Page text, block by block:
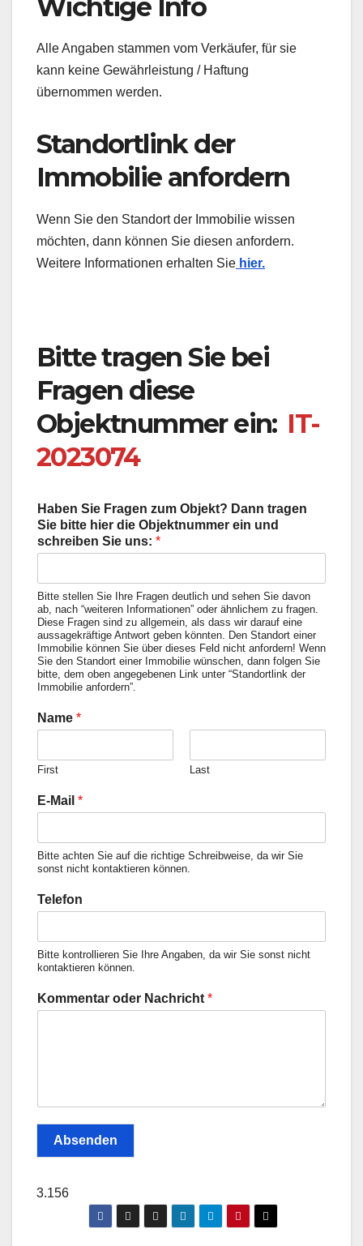
Wichtige Info
Alle Angaben stammen vom Verkäufer, für sie
kann keine Gewährleistung / Haftung
übernommen werden.
Standortlink der
Immobilie anfordern
Wenn Sie den Standort der Immobilie wissen
möchten, dann können Sie diesen anfordern.
Weitere Informationen erhalten Sie hier.
Bitte tragen Sie bei
Fragen diese
Objektnummer ein: IT-
2023074
Haben Sie Fragen zum Objekt? Dann tragen
Sie bitte hier die Objektnummer ein und
schreiben Sie uns: *
Bitte stellen Sie Ihre Fragen deutlich und sehen Sie davon
ab, nach “weiteren Informationen” oder ähnlichem zu fragen.
Diese Fragen sind zu allgemein, als dass wir darauf eine
aussagekräftige Antwort geben könnten. Den Standort einer
Immobilie können Sie über dieses Feld nicht anfordern! Wenn
Sie den Standort einer Immobilie wünschen, dann folgen Sie
bitte, dem oben angegebenen Link unter “Standortlink der
Immobilie anfordern”.
Name *
First Last
E-Mail *
Bitte achten Sie auf die richtige Schreibweise, da wir Sie
sonst nicht kontaktieren können.
Telefon
Bitte kontrollieren Sie Ihre Angaben, da wir Sie sonst nicht
kontaktieren können.
Kommentar oder Nachricht *
Absenden
3.156